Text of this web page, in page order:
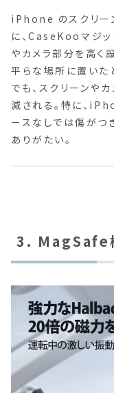
iPhone のスクリー
に、CaseKooマジッ
やカメラ部分を高く
平らな場所に置いた
でも、スクリーンや
減される。特に、
ースなしでは傷がつ
ありがたい。
3. MagSafe